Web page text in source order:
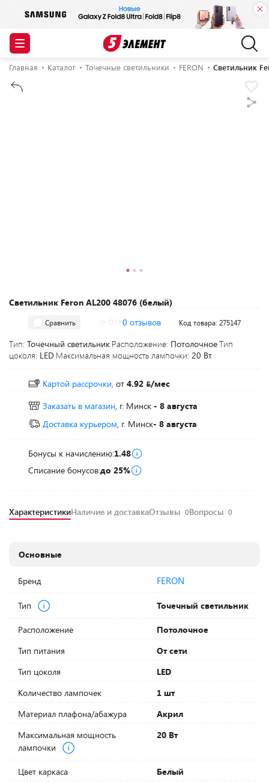
Главная Каталог Точечные светильники FERON Светильник
Светильник Feron AL200 48076 (белый)
Сравнить 0 отзывов Код товара: 275147
Тип: Точечный светильник Расположение: ПотолочноеТип
цоколя: LED Максимальная мощность лампочки: 20 Вт
Картой рассрочки, от 4.92
/мес
Заказать в магазин, г. Минск - 8 августа
Доставка курьером, г. Минск- 8 августа
Бонусы к начислению:1.48
Списание бонусов:до 25%
ХарактеристикиНаличие и доставкаОтзывы 0Вопросы 0
Основные
Бренд FERON
Тип Точечный светильник
Расположение
Потолочное
Тип питания
От сети
Тип цоколя
LED
Количество лампочек
1 шт
Материал плафона/абажура
Акрил
Максимальная мощность
лампочки
20 Вт
Цвет каркаса
Белый